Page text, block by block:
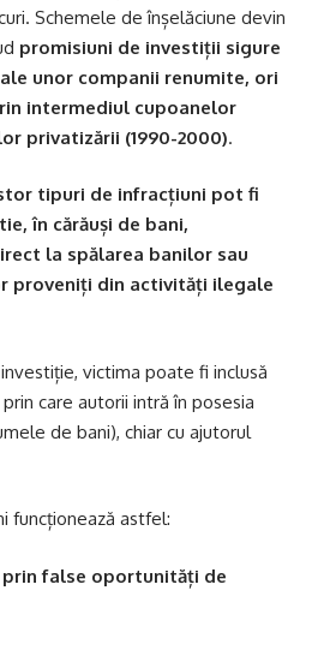
Schemele de înșelăciune devin
promisiuni de investiții sigure
unor companii renumite, ori
intermediul cupoanelor
privatizării (1990-2000).
tipuri de infracțiuni pot fi
în cărăuși de bani,
la spălarea banilor sau
proveniți din activități ilegale
victima poate fi inclusă
care autorii intră în posesia
de bani), chiar cu ajutorul
funcționează astfel:
false oportunități de